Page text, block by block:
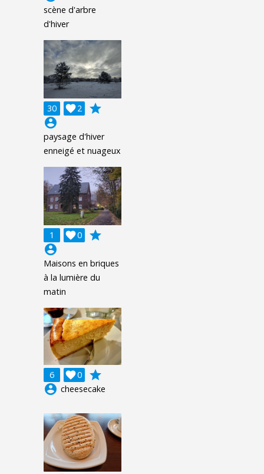
scène d'arbre
d'hiver
30 2

grade
account_circle
paysage d'hiver
enneigé et nuageux
1 0

grade
account_circle
Maisons en briques
à la lumière du
matin
6 0

grade
account_circle cheesecake